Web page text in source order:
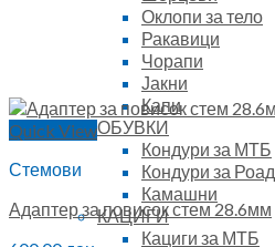
Оклопи за тело
Ракавици
Чорапи
Јакни
Капи
ОБУВКИ
Кондури за МТБ
Кондури за Роад
Камашни
КАЦИГИ
Кациги за МТБ
Quick View
Стемови
Адаптер за повисок стем 28.6мм